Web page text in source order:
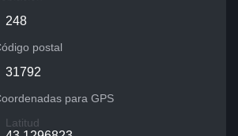
248
postal
31792
para GPS
Latitud